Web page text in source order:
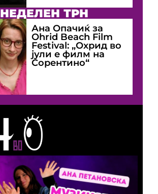
НЕДЕЛЕН ТРН
Ана Опачиќ за
Оhrid Beach Film
Festival: „Охрид во
јули е филм на
Сорентино“